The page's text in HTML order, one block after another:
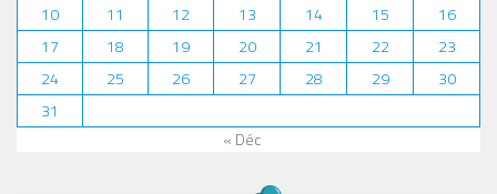
10
11 12 13 14 15
16
17
18 19 20 21 22
23
24
25 26 27 28 29
30
31
« Déc